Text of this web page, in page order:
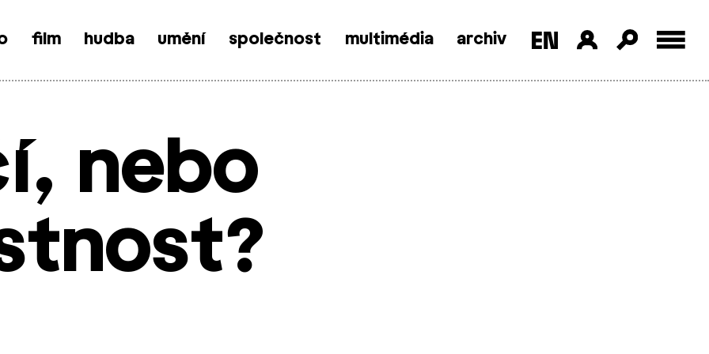
film hudba umění společnost multimédia archiv
nebo